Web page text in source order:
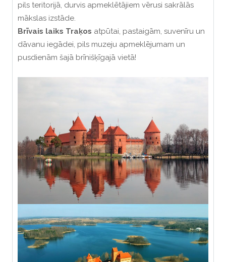
pils teritorijā, durvis apmeklētājiem vērusi sakrālās
mākslas izstāde.
Brīvais laiks Traķos atpūtai, pastaigām, suvenīru un
dāvanu iegādei, pils muzeju apmeklējumam un
pusdienām šajā brīnišķīgajā vietā!